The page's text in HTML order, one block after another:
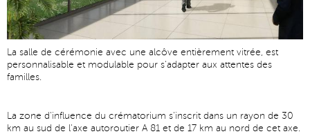
La salle de cérémonie avec une alcôve entièrement vitrée, est
personnalisable et modulable pour s'adapter aux attentes des
familles.
La zone d'influence du crématorium s'inscrit dans un rayon de 30
km au sud de l'axe autoroutier A 81 et de 17 km au nord de cet axe.